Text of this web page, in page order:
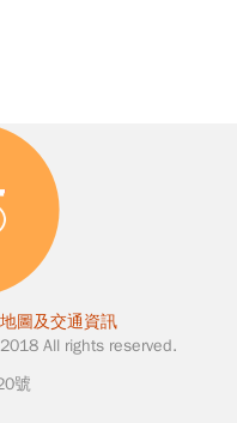
圖及交通資訊
All rights reserved.
號